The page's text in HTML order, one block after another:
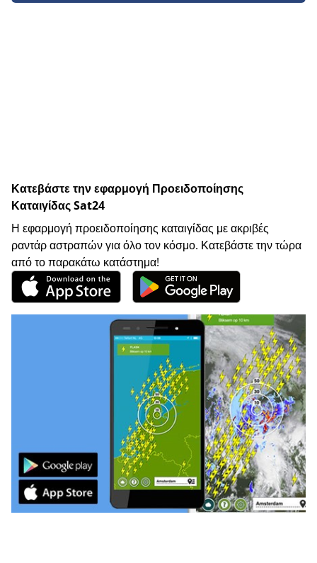
Κατεβάστε την εφαρμογή Προειδοποίησης
Καταιγίδας Sat24
Η εφαρμογή προειδοποίησης καταιγίδας με ακριβές
ραντάρ αστραπών για όλο τον κόσμο. Κατεβάστε την τώρα
από το παρακάτω κατάστημα!